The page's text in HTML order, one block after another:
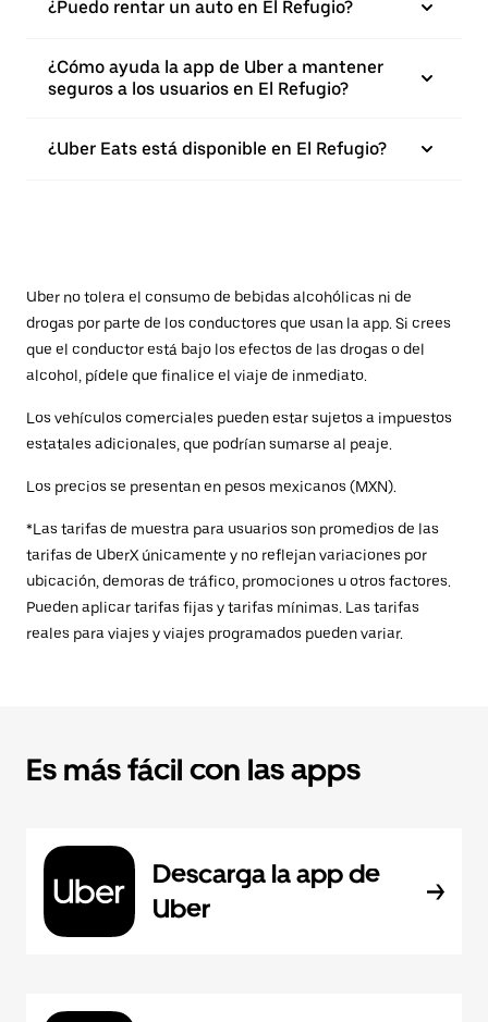
¿Puedo rentar un auto en El Refugio?
¿Cómo ayuda la app de Uber a mantener
seguros a los usuarios en El Refugio?
¿Uber Eats está disponible en El Refugio?
Uber no tolera el consumo de bebidas alcohólicas ni de
drogas por parte de los conductores que usan la app. Si crees
que el conductor está bajo los efectos de las drogas o del
alcohol, pídele que finalice el viaje de inmediato.
Los vehículos comerciales pueden estar sujetos a impuestos
estatales adicionales, que podrían sumarse al peaje.
Los precios se presentan en pesos mexicanos (MXN).
*Las tarifas de muestra para usuarios son promedios de las
tarifas de UberX únicamente y no reflejan variaciones por
ubicación, demoras de tráfico, promociones u otros factores.
Pueden aplicar tarifas fijas y tarifas mínimas. Las tarifas
reales para viajes y viajes programados pueden variar.
Es más fácil con las apps
Descarga la app de
Uber